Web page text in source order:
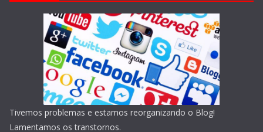
Tivemos problemas e estamos reorganizando o Blog!
Lamentamos os transtornos.